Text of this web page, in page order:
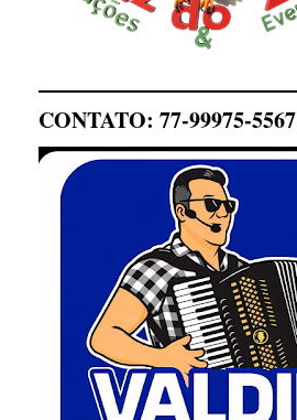
CONTATO: 77-99975-5567